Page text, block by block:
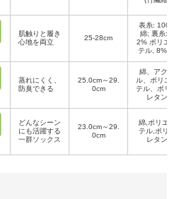
肌触りと履き
心地を両立
25-28cm
表糸: 100%
綿; 裏糸: 9
2% ポリエス
テル, 8% ポ
蒸れにくく、
防臭できる
25.0cm～29.
0cm
綿、アクリ
ル、ポリエス
テル、ポリウ
レタン
どんなシーン
にも活躍する
一群ソックス
23.0cm～29.
0cm
綿,ポリエス
テル,ポリウ
レタン